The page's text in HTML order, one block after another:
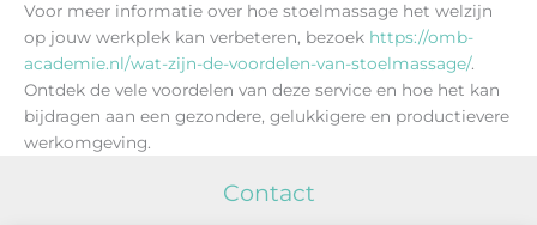
Voor meer informatie over hoe stoelmassage het welzijn
op jouw werkplek kan verbeteren, bezoek https://omb-
academie.nl/wat-zijn-de-voordelen-van-stoelmassage/.
Ontdek de vele voordelen van deze service en hoe het kan
bijdragen aan een gezondere, gelukkigere en productievere
werkomgeving.
Contact